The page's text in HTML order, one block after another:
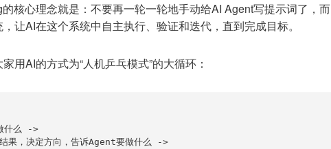
核心理念就是：不要再一轮一轮地手动给AI Agent写提示词了，而
让AI在这个系统中自主执行、验证和迭代，直到完成目标。
用AI的方式为“人机乒乓模式”的大循环：
什么 ->
果，决定方向，告诉Agent要做什么 ->